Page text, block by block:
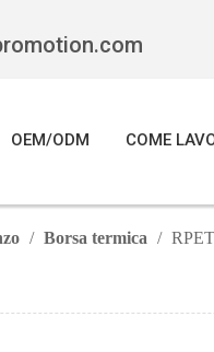
OEM/ODM COME
/ Borsa termica /